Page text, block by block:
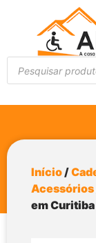
Início/
Acessórios
em Curitiba